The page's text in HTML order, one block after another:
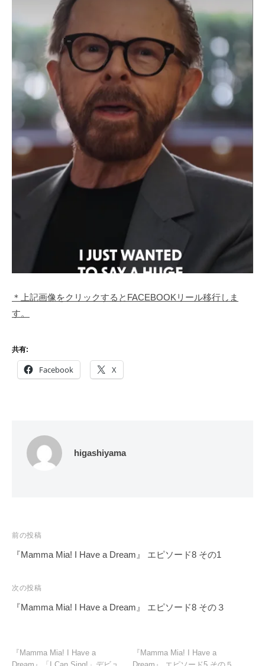
＊上記画像をクリックするとFACEBOOKリール移行しま
す。
共有:
Facebook X
higashiyama
投
稿
ビ
ゲ
ョ
前の投稿
『Mamma Mia! I Have a Dream』 エピソード8 その1
次の投稿
『Mamma Mia! I Have a Dream』 エピソード8 その３
『Mamma Mia! I Have a
『Mamma Mia! I Have a